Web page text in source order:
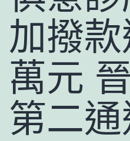
加撥
萬元
第二